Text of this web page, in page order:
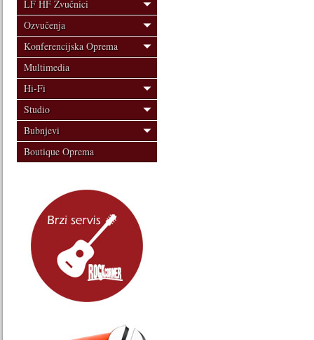
LF HF Zvučnici
Ozvučenja
Konferencijska Oprema
Multimedia
Hi-Fi
Studio
Bubnjevi
Boutique Oprema